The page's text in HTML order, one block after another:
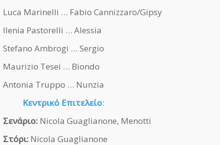
Luca Marinelli … Fabio Cannizzaro/Gipsy
Ilenia Pastorelli … Alessia
Stefano Ambrogi … Sergio
Maurizio Tesei … Biondo
Antonia Truppo … Nunzia
Κεντρικό Επιτελείο:
Σενάριο: Nicola Guaglianone, Menotti
Στόρι: Nicola Guaglianone